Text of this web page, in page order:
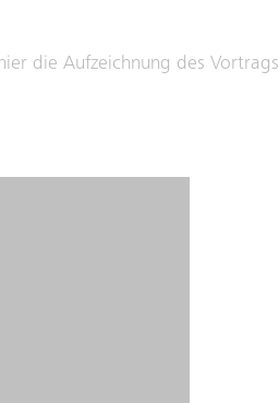
die Aufzeichnung des Vortrags